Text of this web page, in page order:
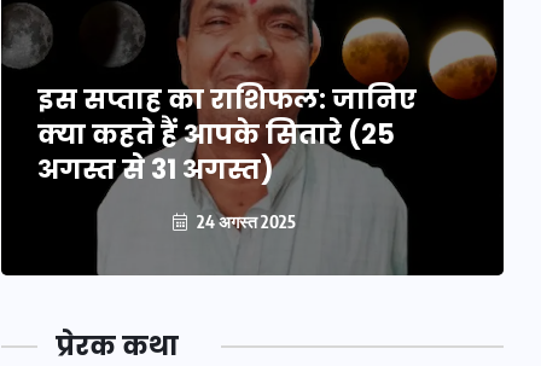
इस सप्ताह का राशिफल: जानिए
क्या कहते हैं आपके सितारे (25
अगस्त से 31 अगस्त)
24 अगस्त 2025
प्रेरक कथा